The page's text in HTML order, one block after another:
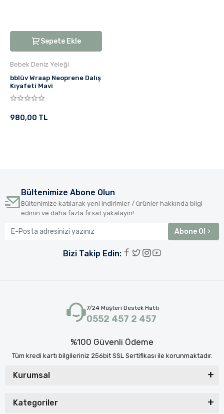
Sepete Ekle
Bebek Deniz Yeleği
bblüv Wraap Neoprene Dalış
Kıyafeti Mavi
980,00 TL
Bültenimize Abone Olun
Bültenimize katılarak yeni indirimler / ürünler hakkında bilgi
edinin ve daha fazla fırsat yakalayın!
Abone Ol
Bizi Takip Edin:
7/24 Müşteri Destek Hattı
0552 457 2 457
%100 Güvenli Ödeme
Tüm kredi kartı bilgileriniz 256bit SSL Sertifikası ile korunmaktadır.
Kurumsal
Kategoriler